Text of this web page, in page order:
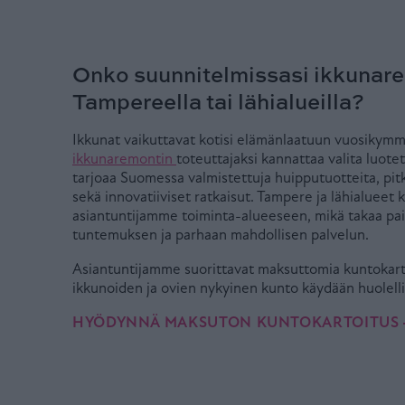
Onko suunnitelmissasi
Tampereella tai lähialueilla?
Ikkunat vaikuttavat kotisi elämänlaatuun
ikkunaremontin toteuttajaksi kannattaa valita
tarjoaa Suomessa valmistettuja huipputuotteita,
sekä innovatiiviset ratkaisut. Tampere ja lähialueet
asiantuntijamme toiminta-alueeseen, mikä takaa
tuntemuksen ja parhaan mahdollisen palvelun.
Asiantuntijamme suorittavat maksuttomia
ikkunoiden ja ovien nykyinen kunto käydään
HYÖDYNNÄ MAKSUTON KUNTOKARTOITUS